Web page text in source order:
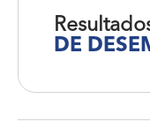
DE